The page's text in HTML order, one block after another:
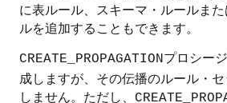
に表ルール、スキーマ・ルールま
ルを追加することもできます。
CREATE_PROPAGATIONプロシー
成しますが、その伝播のルール・
しません。ただし、